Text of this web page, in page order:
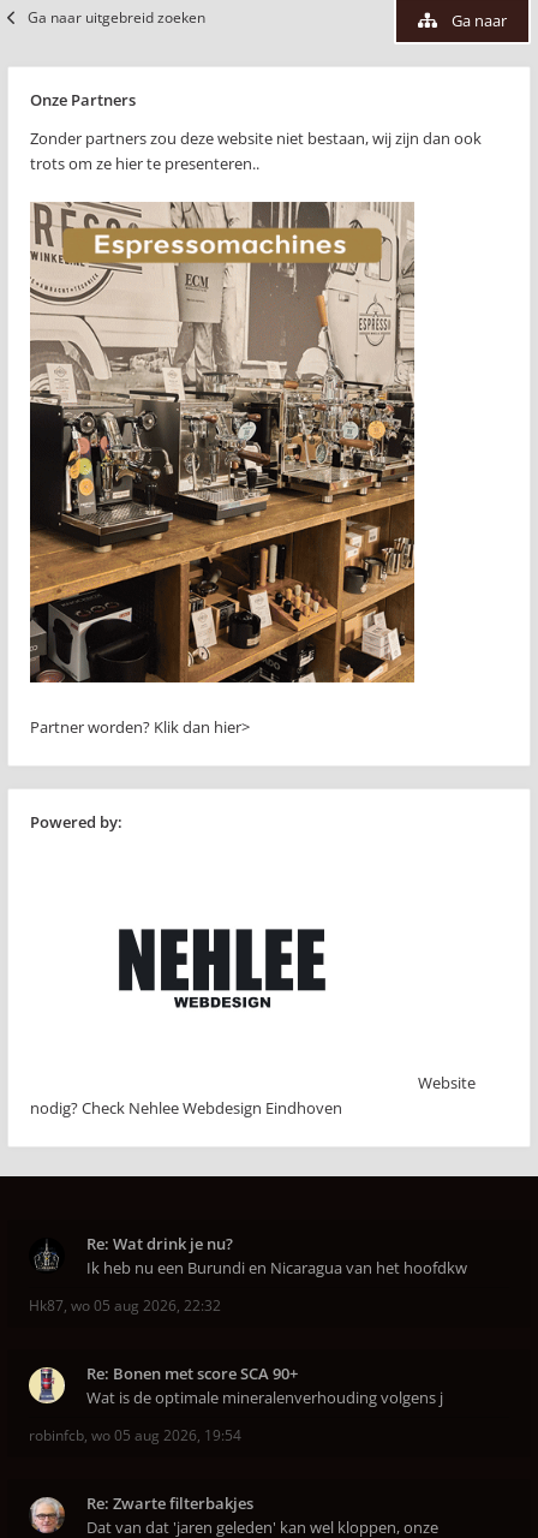
Ga naar uitgebreid zoeken Ga naar
Onze Partners
Zonder partners zou deze website niet bestaan, wij zijn dan ook
trots om ze hier te presenteren..
Partner worden? Klik dan hier>
Powered by:
Website
nodig? Check Nehlee Webdesign Eindhoven
Re: Wat drink je nu?
Ik heb nu een Burundi en Nicaragua van het hoofdkw
Hk87, wo 05 aug 2026, 22:32
Re: Bonen met score SCA 90+
Wat is de optimale mineralenverhouding volgens j
robinfcb, wo 05 aug 2026, 19:54
Re: Zwarte filterbakjes
Dat van dat 'jaren geleden' kan wel kloppen, onze